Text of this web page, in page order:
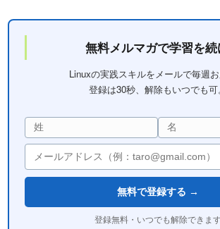
無料メルマガで学習を続
Linuxの実践スキルをメールで毎週お
登録は30秒、解除もいつでも可。
無料で登録する →
登録無料・いつでも解除できます